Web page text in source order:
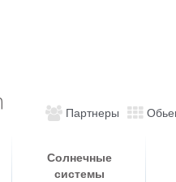
Партнеры
Солнечные
системы